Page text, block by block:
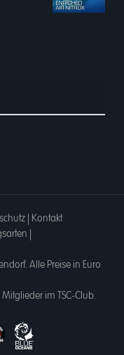
| Kontakt
. Alle Preise in Euro
im TSC-Club.